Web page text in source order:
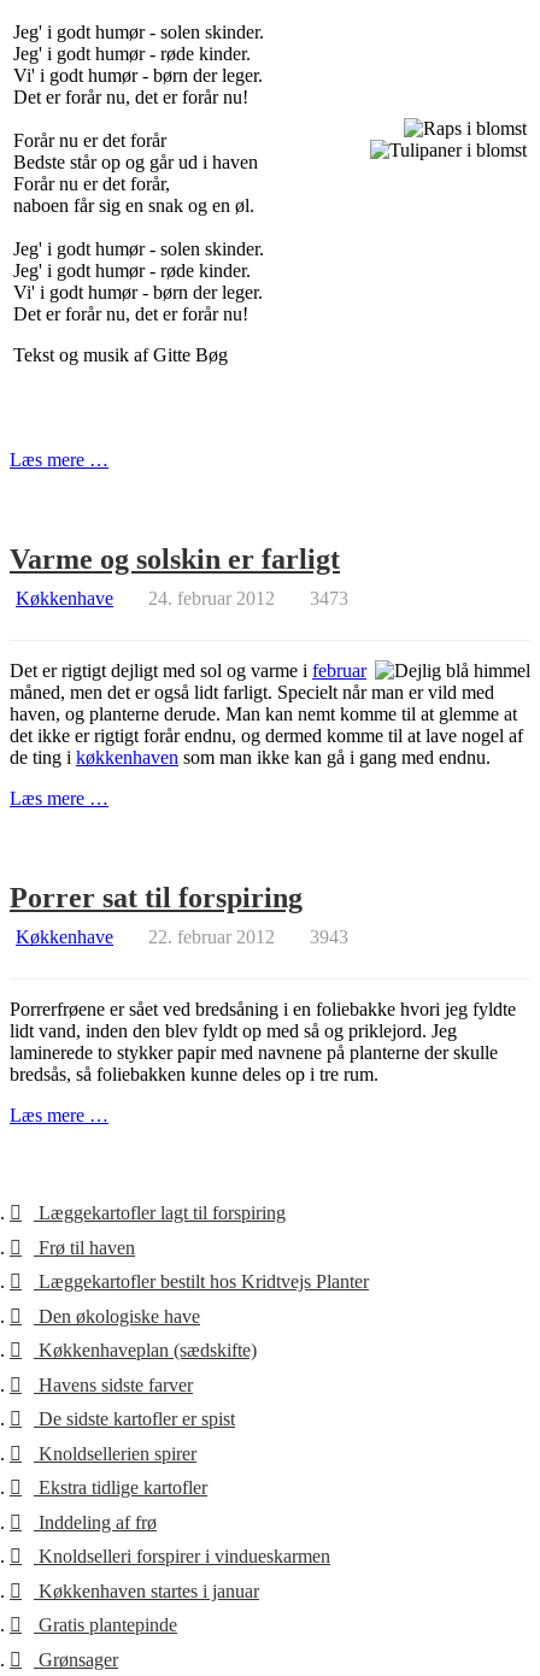
Jeg' i godt humør - solen skinder.
Jeg' i godt humør - røde kinder.
Vi' i godt humør - børn der leger.
Det er forår nu, det er forår nu!
Forår nu er det forår
Bedste står op og går ud i haven
Forår nu er det forår,
naboen får sig en snak og en øl.
Jeg' i godt humør - solen skinder.
Jeg' i godt humør - røde kinder.
Vi' i godt humør - børn der leger.
Det er forår nu, det er forår nu!
Tekst og musik af Gitte Bøg
Læs mere …
Varme og solskin er farligt
Køkkenhave 24. februar 2012 3473
Det er rigtigt dejligt med sol og varme i februar
måned, men det er også lidt farligt. Specielt når man er vild med
haven, og planterne derude. Man kan nemt komme til at glemme at
det ikke er rigtigt forår endnu, og dermed komme til at lave nogel af
de ting i køkkenhaven som man ikke kan gå i gang med endnu.
Læs mere …
Porrer sat til forspiring
Køkkenhave 22. februar 2012 3943
Porrerfrøene er sået ved bredsåning i en foliebakke hvori jeg fyldte
lidt vand, inden den blev fyldt op med så og priklejord. Jeg
laminerede to stykker papir med navnene på planterne der skulle
bredsås, så foliebakken kunne deles op i tre rum.
Læs mere …
Læggekartofler lagt til forspiring
Frø til haven
Læggekartofler bestilt hos Kridtvejs Planter
Den økologiske have
Køkkenhaveplan (sædskifte)
Havens sidste farver
De sidste kartofler er spist
Knoldsellerien spirer
Ekstra tidlige kartofler
Inddeling af frø
Knoldselleri forspirer i vindueskarmen
Køkkenhaven startes i januar
Gratis plantepinde
Grønsager